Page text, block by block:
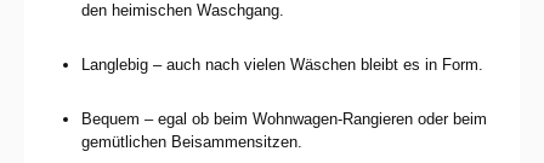
den heimischen Waschgang.
Langlebig – auch nach vielen Wäschen bleibt es in Form.
Bequem – egal ob beim Wohnwagen-Rangieren oder beim
gemütlichen Beisammensitzen.